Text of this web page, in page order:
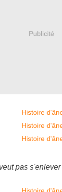
Publicité
pas